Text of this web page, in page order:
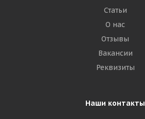
Статьи
О нас
Отзывы
Вакансии
Реквизиты
Наши контакты